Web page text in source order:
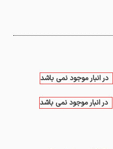
در انبار موجود نمی باشد
در انبار موجود نمی باشد